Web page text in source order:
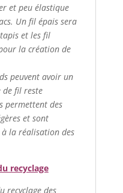
et peu élastique
Un fil épais sera
et les fil
la création de
peuvent avoir un
de fil reste
permettent des
et sont
la réalisation des
recyclage
recyclage des